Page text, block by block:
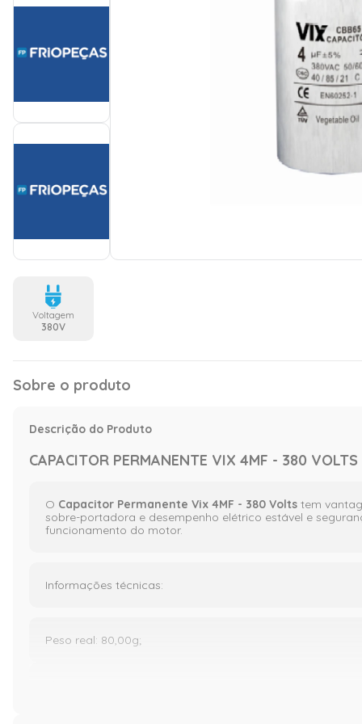
Voltagem
380V
Sobre o produto
Descrição do Produto
CAPACITOR PERMANENTE VIX 4MF - 380 VOLTS
O Capacitor Permanente Vix 4MF - 380 Volts tem
sobre-portadora e desempenho elétrico estável e
funcionamento do motor.
Informações técnicas:
Peso real: 80,00g;